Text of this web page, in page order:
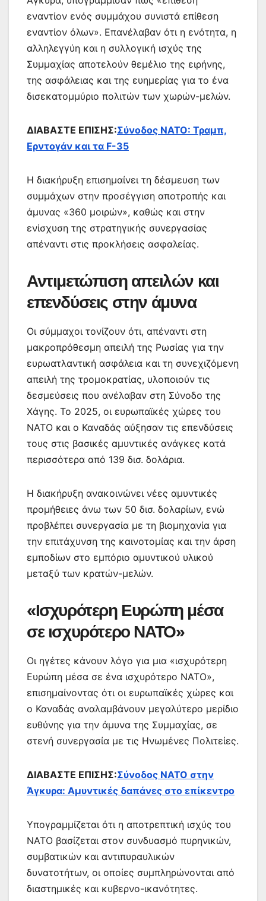
εναντίον ενός συμμάχου συνιστά επίθεση
εναντίον όλων». Επανέλαβαν ότι η ενότητα, η
αλληλεγγύη και η συλλογική ισχύς της
Συμμαχίας αποτελούν θεμέλιο της ειρήνης,
της ασφάλειας και της ευημερίας για το ένα
δισεκατομμύριο πολιτών των χωρών-μελών.
ΔΙΑΒΑΣΤΕ ΕΠΙΣΗΣ:Σύνοδος ΝΑΤΟ: Τραμπ,
Ερντογάν και τα F-35
Η διακήρυξη επισημαίνει τη δέσμευση των
συμμάχων στην προσέγγιση αποτροπής και
άμυνας «360 μοιρών», καθώς και στην
ενίσχυση της στρατηγικής συνεργασίας
απέναντι στις προκλήσεις ασφαλείας.
Αντιμετώπιση απειλών και
επενδύσεις στην άμυνα
Οι σύμμαχοι τονίζουν ότι, απέναντι στη
μακροπρόθεσμη απειλή της Ρωσίας για την
ευρωατλαντική ασφάλεια και τη συνεχιζόμενη
απειλή της τρομοκρατίας, υλοποιούν τις
δεσμεύσεις που ανέλαβαν στη Σύνοδο της
Χάγης. Το 2025, οι ευρωπαϊκές χώρες του
ΝΑΤΟ και ο Καναδάς αύξησαν τις επενδύσεις
τους στις βασικές αμυντικές ανάγκες κατά
περισσότερα από 139 δισ. δολάρια.
Η διακήρυξη ανακοινώνει νέες αμυντικές
προμήθειες άνω των 50 δισ. δολαρίων, ενώ
προβλέπει συνεργασία με τη βιομηχανία για
την επιτάχυνση της καινοτομίας και την άρση
εμποδίων στο εμπόριο αμυντικού υλικού
μεταξύ των κρατών-μελών.
«Ισχυρότερη Ευρώπη μέσα
σε ισχυρότερο ΝΑΤΟ»
Οι ηγέτες κάνουν λόγο για μια «ισχυρότερη
Ευρώπη μέσα σε ένα ισχυρότερο ΝΑΤΟ»,
επισημαίνοντας ότι οι ευρωπαϊκές χώρες και
ο Καναδάς αναλαμβάνουν μεγαλύτερο μερίδιο
ευθύνης για την άμυνα της Συμμαχίας, σε
στενή συνεργασία με τις Ηνωμένες Πολιτείες.
ΔΙΑΒΑΣΤΕ ΕΠΙΣΗΣ:Σύνοδος ΝΑΤΟ στην
Άγκυρα: Αμυντικές δαπάνες στο επίκεντρο
Υπογραμμίζεται ότι η αποτρεπτική ισχύς του
ΝΑΤΟ βασίζεται στον συνδυασμό πυρηνικών,
συμβατικών και αντιπυραυλικών
δυνατοτήτων, οι οποίες συμπληρώνονται από
διαστημικές και κυβερνο-ικανότητες.